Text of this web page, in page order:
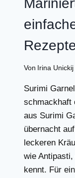
Von Irina Unickij
Surimi
schmackhaft
aus Surimi
übernacht
leckeren
wie
kennt. Für